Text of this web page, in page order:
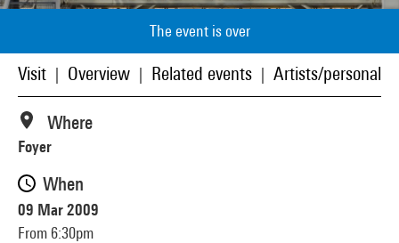
The event is over
Visit Overview Related events Artists/
Where
Foyer
When
09 Mar 2009
From 6:30pm